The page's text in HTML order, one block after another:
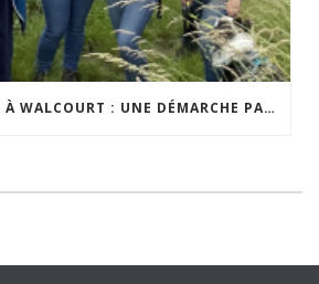
VISITE PARTAGÉE À WALCOURT : UNE DÉMARCHE PARTICIPATIVE ANIMÉE PAR ESPACE ENVIRONNEMENT